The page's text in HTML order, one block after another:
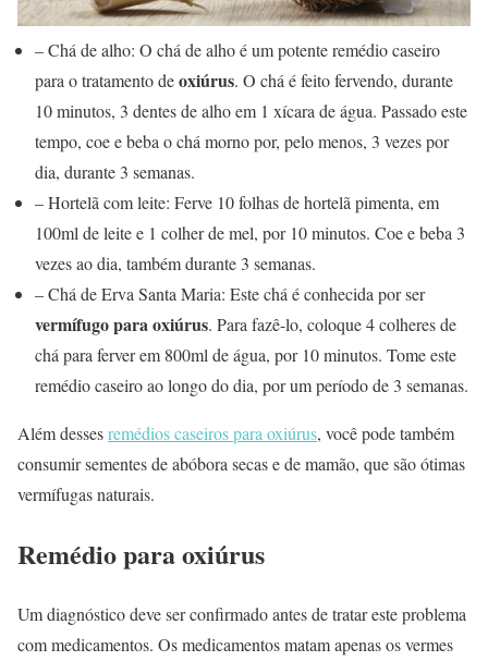
– Chá de alho: O chá de alho é um potente remédio caseiro
para o tratamento deoxiúrus. O chá é feito fervendo, durante
10 minutos, 3 dentes de alho em 1 xícara de água. Passado este
tempo, coe e beba o chá morno por, pelo menos, 3 vezes por
dia, durante 3 semanas.
– Hortelã com leite: Ferve 10 folhas de hortelã pimenta, em
100ml de leite e 1 colher de mel, por 10 minutos. Coe e beba 3
vezes ao dia, também durante 3 semanas.
– Chá de Erva Santa Maria: Este chá é conhecida por ser
vermífugo para oxiúrus. Para fazê-lo, coloque 4 colheres de
chá para ferver em 800ml de água, por 10 minutos. Tome este
remédio caseiro ao longo do dia, por um período de 3 semanas.
Além dessesremédios caseiros para oxiúrus, você pode também
consumir sementes de abóbora secas e de mamão, que são ótimas
vermífugas naturais.
Remédio para oxiúrus
Um diagnóstico deve ser confirmado antes de tratar este problema
com medicamentos. Os medicamentos matam apenas os vermes